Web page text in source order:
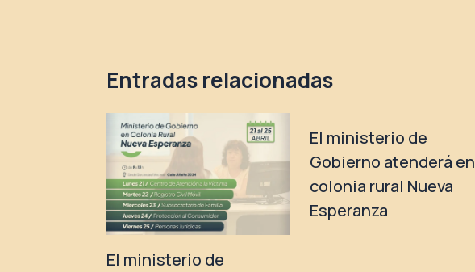
Entradas relacionadas
El ministerio de
El ministerio de
Gobierno atenderá en
colonia rural Nueva
Esperanza